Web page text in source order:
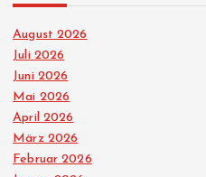
August 2026
Juli 2026
Juni 2026
Mai 2026
April 2026
März 2026
Februar 2026